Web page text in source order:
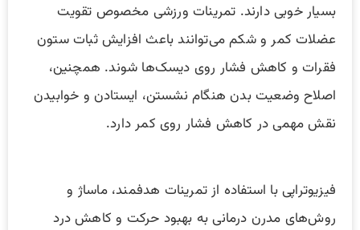
بسیار خوبی دارند. تمرینات ورزشی مخصوص تقویت
عضلات کمر و شکم می‌توانند باعث افزایش ثبات ستون
فقرات و کاهش فشار روی دیسک‌ها شوند. همچنین،
اصلاح وضعیت بدن هنگام نشستن، ایستادن و خوابیدن
نقش مهمی در کاهش فشار روی کمر دارد.
فیزیوتراپی با استفاده از تمرینات هدفمند، ماساژ و
روش‌های مدرن درمانی به بهبود حرکت و کاهش درد